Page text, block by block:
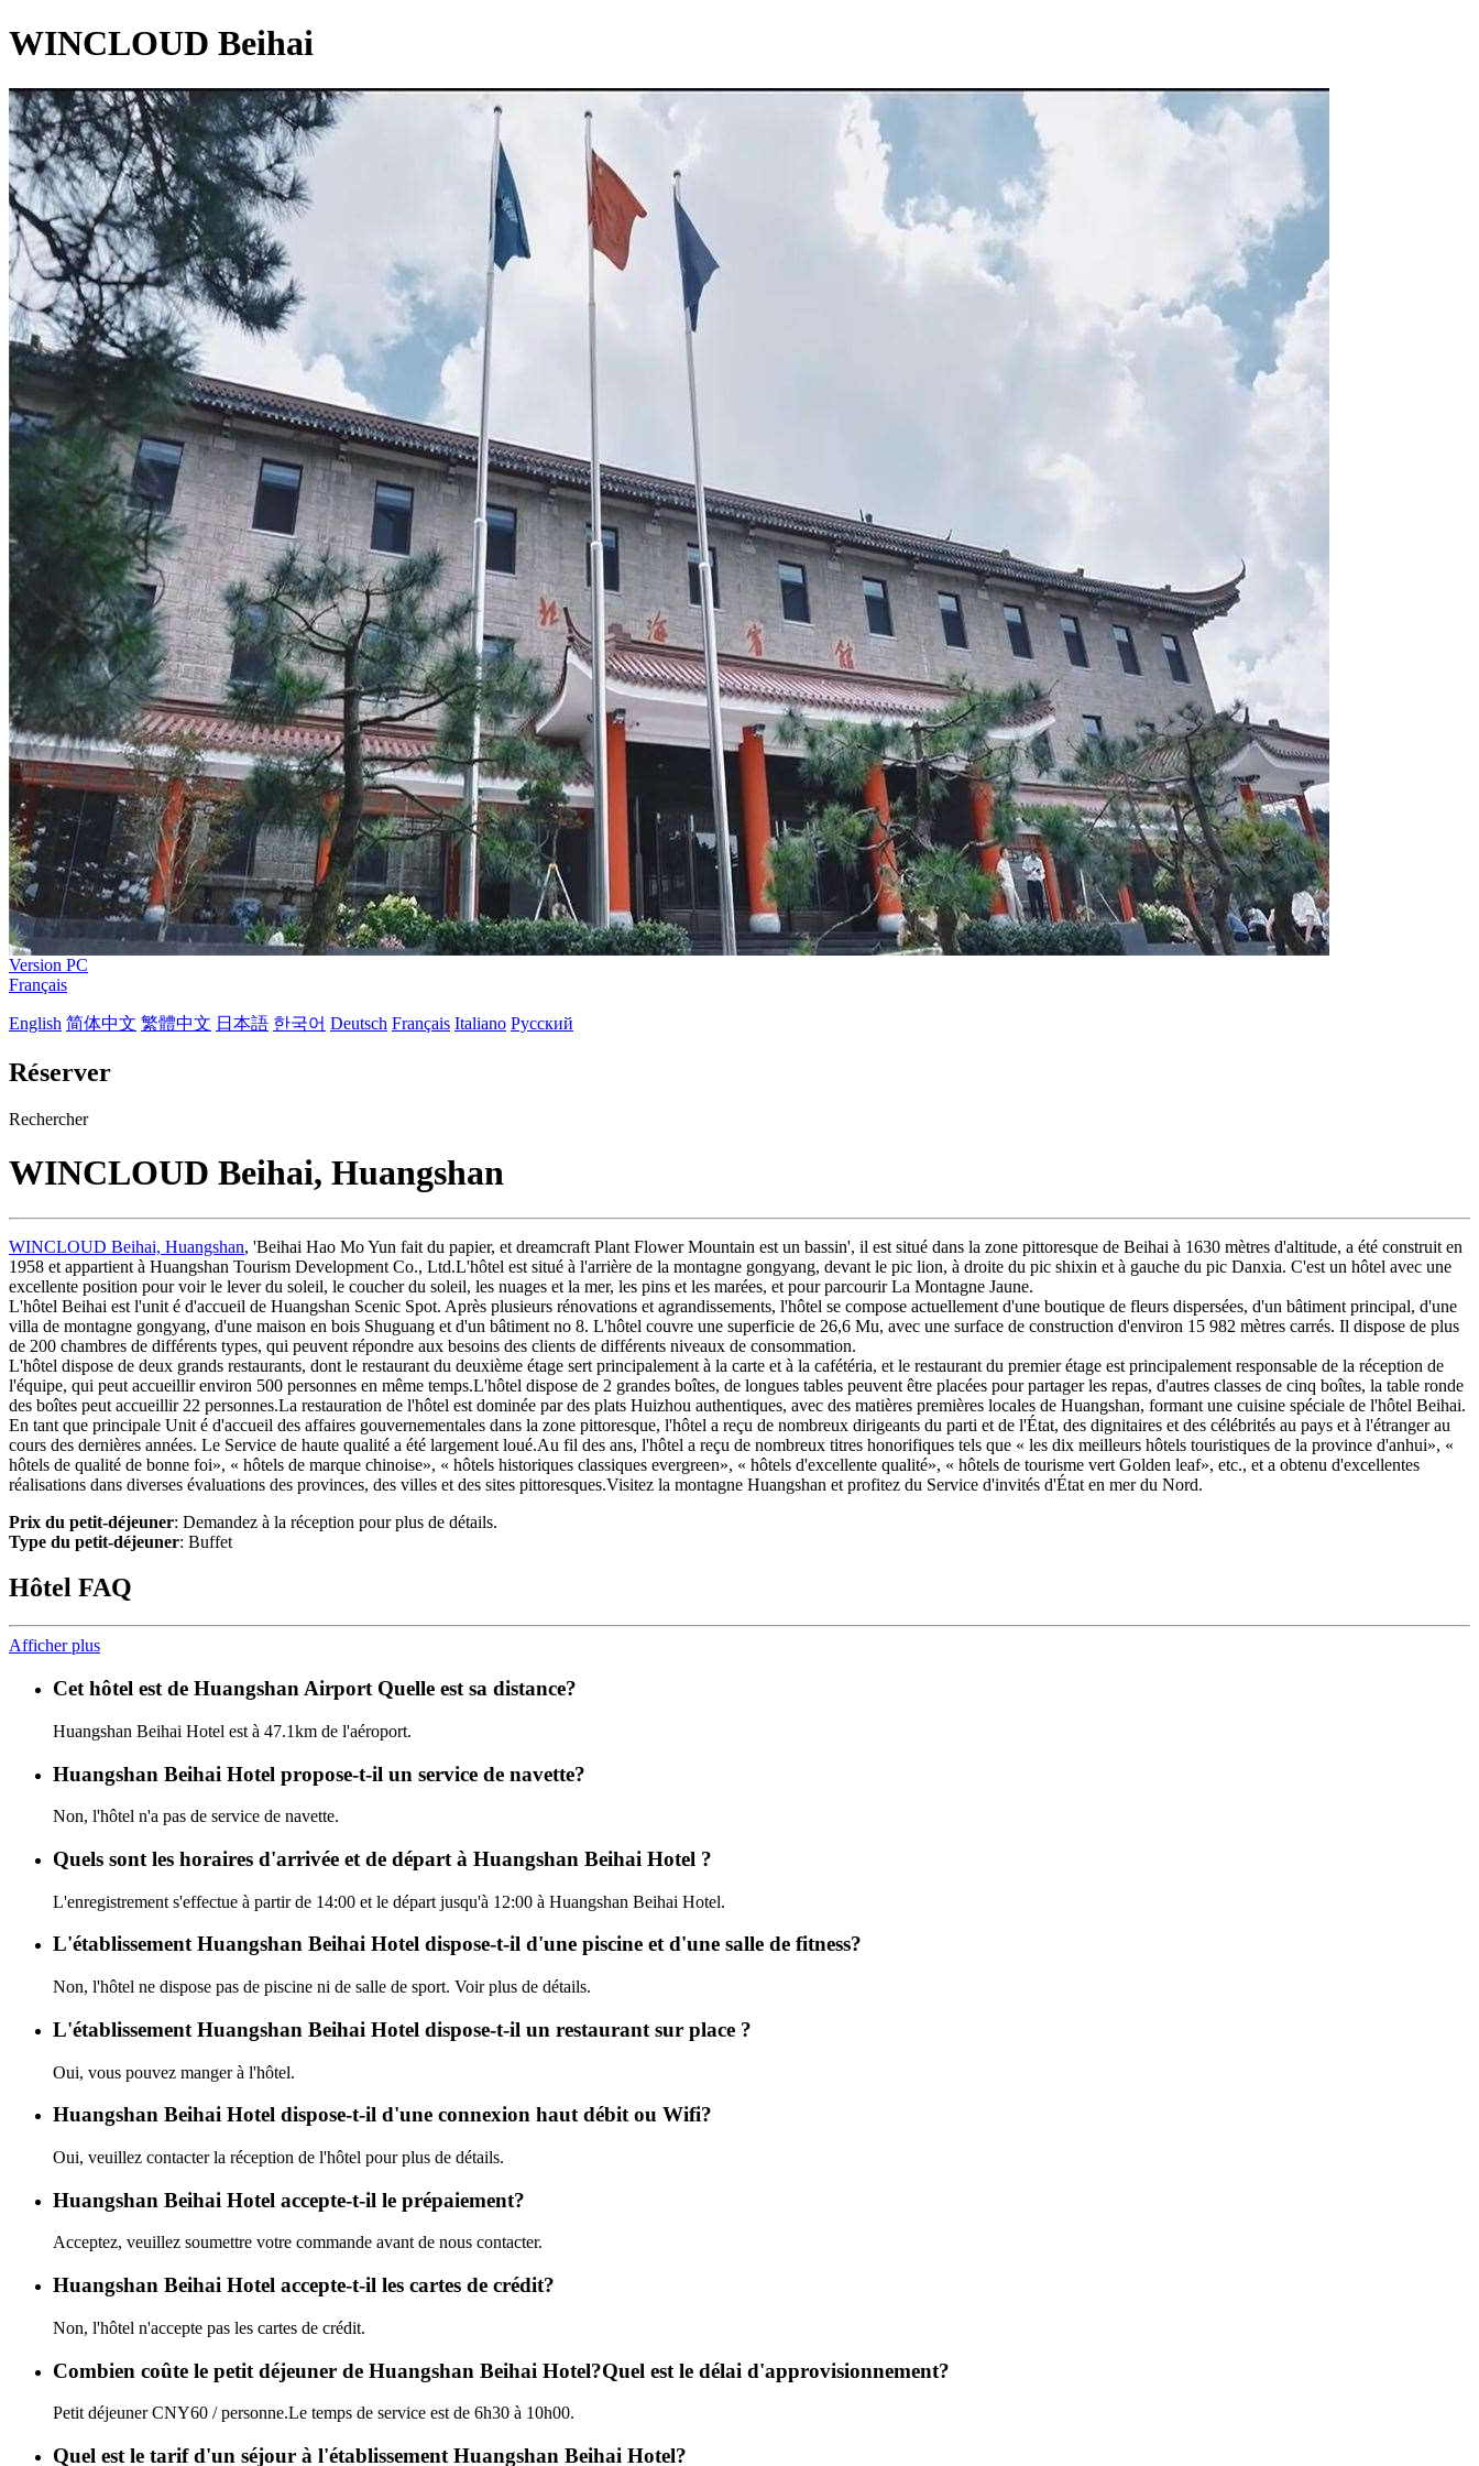
WINCLOUD Beihai
Version PC
Français
English 简体中文 繁體中文 日本語 한국어 Deutsch Français Italiano Русский
Réserver
Rechercher
WINCLOUD Beihai, Huangshan
WINCLOUD Beihai, Huangshan, 'Beihai Hao Mo Yun fait du papier, et dreamcraft Plant Flower Mountain est un bassin', il est situé dans la zone pittoresque de Beihai à 1630 mètres d'altitude, a été construit en
1958 et appartient à Huangshan Tourism Development Co., Ltd.L'hôtel est situé à l'arrière de la montagne gongyang, devant le pic lion, à droite du pic shixin et à gauche du pic Danxia. C'est un hôtel avec une
excellente position pour voir le lever du soleil, le coucher du soleil, les nuages et la mer, les pins et les marées, et pour parcourir La Montagne Jaune.
L'hôtel Beihai est l'unit é d'accueil de Huangshan Scenic Spot. Après plusieurs rénovations et agrandissements, l'hôtel se compose actuellement d'une boutique de fleurs dispersées, d'un bâtiment principal, d'une
villa de montagne gongyang, d'une maison en bois Shuguang et d'un bâtiment no 8. L'hôtel couvre une superficie de 26,6 Mu, avec une surface de construction d'environ 15 982 mètres carrés. Il dispose de plus
de 200 chambres de différents types, qui peuvent répondre aux besoins des clients de différents niveaux de consommation.
L'hôtel dispose de deux grands restaurants, dont le restaurant du deuxième étage sert principalement à la carte et à la cafétéria, et le restaurant du premier étage est principalement responsable de la réception de
l'équipe, qui peut accueillir environ 500 personnes en même temps.L'hôtel dispose de 2 grandes boîtes, de longues tables peuvent être placées pour partager les repas, d'autres classes de cinq boîtes, la table ronde
des boîtes peut accueillir 22 personnes.La restauration de l'hôtel est dominée par des plats Huizhou authentiques, avec des matières premières locales de Huangshan, formant une cuisine spéciale de l'hôtel Beihai.
En tant que principale Unit é d'accueil des affaires gouvernementales dans la zone pittoresque, l'hôtel a reçu de nombreux dirigeants du parti et de l'État, des dignitaires et des célébrités au pays et à l'étranger au
cours des dernières années. Le Service de haute qualité a été largement loué.Au fil des ans, l'hôtel a reçu de nombreux titres honorifiques tels que « les dix meilleurs hôtels touristiques de la province d'anhui», «
hôtels de qualité de bonne foi», « hôtels de marque chinoise», « hôtels historiques classiques evergreen», « hôtels d'excellente qualité», « hôtels de tourisme vert Golden leaf», etc., et a obtenu d'excellentes
réalisations dans diverses évaluations des provinces, des villes et des sites pittoresques.Visitez la montagne Huangshan et profitez du Service d'invités d'État en mer du Nord.
Prix du petit-déjeuner: Demandez à la réception pour plus de détails.
Type du petit-déjeuner: Buffet
Hôtel FAQ
Afficher plus
Cet hôtel est de Huangshan Airport Quelle est sa distance?
Huangshan Beihai Hotel est à 47.1km de l'aéroport.
Huangshan Beihai Hotel propose-t-il un service de navette?
Non, l'hôtel n'a pas de service de navette.
Quels sont les horaires d'arrivée et de départ à Huangshan Beihai Hotel ?
L'enregistrement s'effectue à partir de 14:00 et le départ jusqu'à 12:00 à Huangshan Beihai Hotel.
L'établissement Huangshan Beihai Hotel dispose-t-il d'une piscine et d'une salle de fitness?
Non, l'hôtel ne dispose pas de piscine ni de salle de sport. Voir plus de détails.
L'établissement Huangshan Beihai Hotel dispose-t-il un restaurant sur place ?
Oui, vous pouvez manger à l'hôtel.
Huangshan Beihai Hotel dispose-t-il d'une connexion haut débit ou Wifi?
Oui, veuillez contacter la réception de l'hôtel pour plus de détails.
Huangshan Beihai Hotel accepte-t-il le prépaiement?
Acceptez, veuillez soumettre votre commande avant de nous contacter.
Huangshan Beihai Hotel accepte-t-il les cartes de crédit?
Non, l'hôtel n'accepte pas les cartes de crédit.
Combien coûte le petit déjeuner de Huangshan Beihai Hotel?Quel est le délai d'approvisionnement?
Petit déjeuner CNY60 / personne.Le temps de service est de 6h30 à 10h00.
Quel est le tarif d'un séjour à l'établissement Huangshan Beihai Hotel?